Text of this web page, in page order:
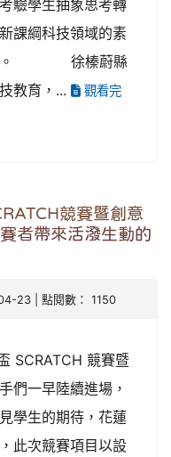
驗學生抽象思考轉
課綱科技領域的素
活。 徐榛蔚縣
教育，...
觀看完
競賽暨創意
者帶來活潑生動的
23 | 點閱數： 1150
競賽暨
們一早陸續進場，
學生的期待，花蓮
此次競賽項目以設